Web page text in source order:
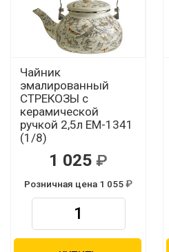
Чайник
эмалированный
СТРЕКОЗЫ с
керамической
ручкой 2,5л EM-1341
(1/8)
1 025
Розничная цена 1 055